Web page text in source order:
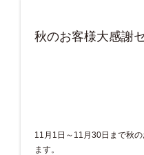
秋のお客様大感謝
11月1日～11月30日まで秋
ます。